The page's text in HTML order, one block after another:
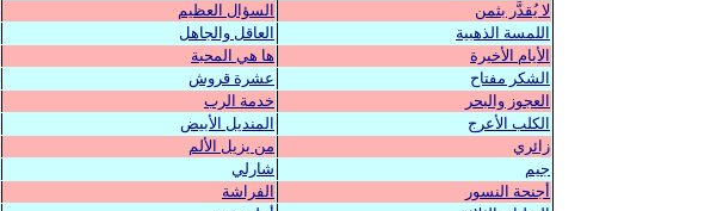
السؤال العظيم
لا يُقدَّر بثمن
العاقل والجاهل
اللمسة الذهبية
ها هي المحبة
الأيام الأخيرة
عشرة قروش
الشكر مفتاح
خدمة الرب
العجوز والبحر
المنديل الأبيض
الكلب الأعرج
من يزيل الألم
زائري
شارلي
جيم
الفراشة
أجنحة النسور